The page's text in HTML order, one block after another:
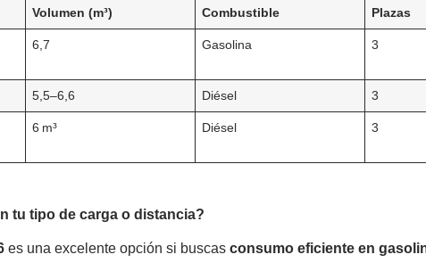
Volumen (m³) Combustible Plazas
6,7 Gasolina 3
5,5–6,6 Diésel 3
6 m³ Diésel 3
tu tipo de carga o distancia?
es una excelente opción si buscas consumo eficiente en